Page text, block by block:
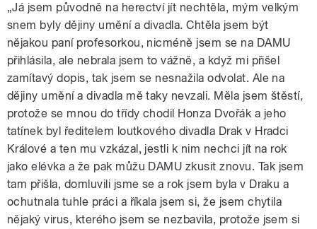
„Já jsem původně na herectví jít nechtěla, mým velkým
snem byly dějiny umění a divadla. Chtěla jsem být
nějakou paní profesorkou, nicméně jsem se na DAMU
přihlásila, ale nebrala jsem to vážně, a když mi přišel
zamítavý dopis, tak jsem se nesnažila odvolat. Ale na
dějiny umění a divadla mě taky nevzali. Měla jsem štěstí,
protože se mnou do třídy chodil Honza Dvořák a jeho
tatínek byl ředitelem loutkového divadla Drak v Hradci
Králové a ten mu vzkázal, jestli k nim nechci jít na rok
jako elévka a že pak můžu DAMU zkusit znovu. Tak jsem
tam přišla, domluvili jsme se a rok jsem byla v Draku a
ochutnala tuhle práci a říkala jsem si, že jsem chytila
nějaký virus, kterého jsem se nezbavila, protože jsem si